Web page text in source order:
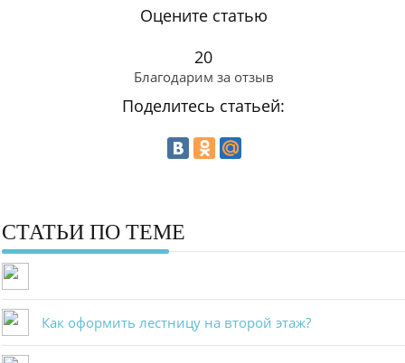
Оцените статью
20
Благодарим за отзыв
Поделитесь статьей:
СТАТЬИ ПО ТЕМЕ
Как оформить лестницу на второй этаж?